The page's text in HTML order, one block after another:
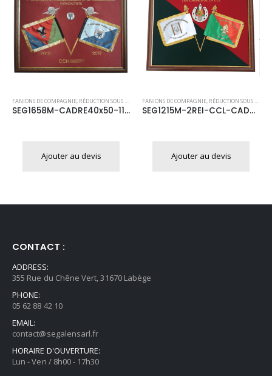
CADRE
SEG1658M-CADRE40x50-11BP-Etat-Major
FANIONS DE COMPAGNIE,RÉDUCTION SOUS CADRE
SEG1215M-2REI-CCL-CADRE40x50
Ajouter au devis
FANIONS DE COMPAGNIE,RÉDUCTION SOUS
Ajouter au devis
CONTACT :
ADDRESS:
355 Rue du Chêne Vert, 31670 Labège
PHONE:
05 62 88 42 10
EMAIL:
contact@segalensarl.fr
HORAIRE D'OUVERTURE:
Lun - Ven / 8h00 - 17h30